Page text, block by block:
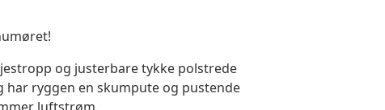
og justerbare tykke polstrede
ryggen en skumpute og pustende